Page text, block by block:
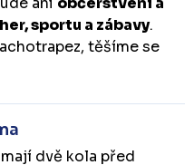
sportu a zábavy.
těšíme se
mají dvě kola před